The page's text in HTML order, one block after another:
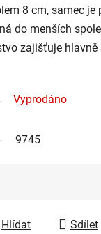
8 cm, samec je
do menších
zajišťuje hlavně
Vyprodáno
9745
Hlídat Sdílet